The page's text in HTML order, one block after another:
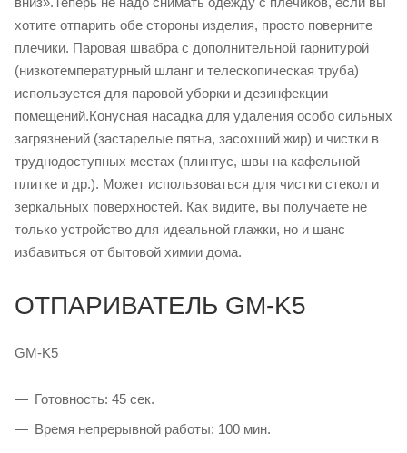
хотите отпарить обе стороны изделия, просто поверните
плечики. Паровая швабра с дополнительной гарнитурой
(низкотемпературный шланг и телескопическая труба)
используется для паровой уборки и дезинфекции
помещений.Конусная насадка для удаления особо сильных
загрязнений (застарелые пятна, засохший жир) и чистки в
труднодоступных местах (плинтус, швы на кафельной
плитке и др.). Может использоваться для чистки стекол и
зеркальных поверхностей. Как видите, вы получаете не
только устройство для идеальной глажки, но и шанс
избавиться от бытовой химии дома.
ОТПАРИВАТЕЛЬ GM-K5
GM-K5
Готовность: 45 сек.
Время непрерывной работы: 100 мин.